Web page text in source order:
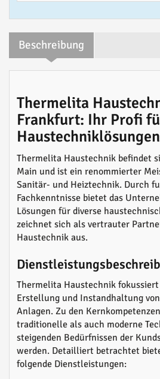
Beschreibung
Thermelita
Frankfurt: Ihr Profi
Haustechniklösungen
Thermelita Haustechnik befindet
Main und ist ein renommierter
Sanitär- und Heiztechnik. Durch
Fachkenntnisse bietet das
Lösungen für diverse
zeichnet sich als vertrauter
Haustechnik aus.
Thermelita Haustechnik
Erstellung und Instandhaltung
Anlagen. Zu den
traditionelle als auch moderne
steigenden Bedürfnissen der
werden. Detailliert betrachtet
folgende Dienstleistungen: